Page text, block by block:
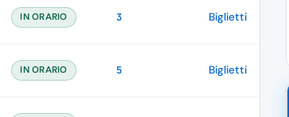
IN ORARIO 3 Biglietti
IN ORARIO 5 Biglietti